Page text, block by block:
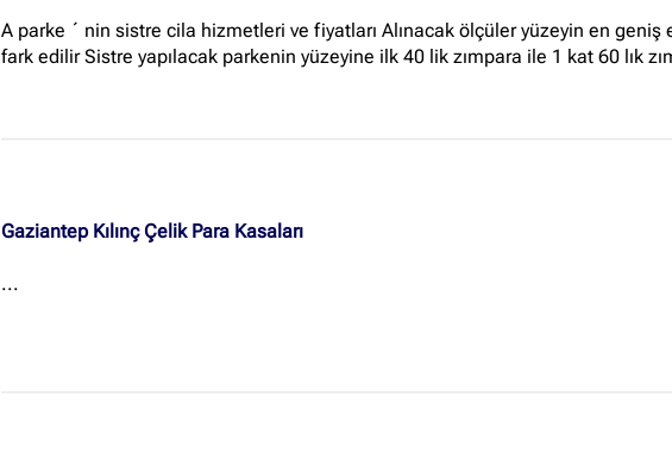
A parke ´ nin sistre cila hizmetleri ve fiyatları Alınacak ölçüler yüzeyin en
fark edilir Sistre yapılacak parkenin yüzeyine ilk 40 lik zımpara ile 1 kat 60 lık
Gaziantep Kılınç Çelik Para Kasaları
...